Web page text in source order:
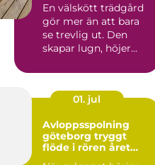
En välskött trädgård
gör mer än att bara
se trevlig ut. Den
skapar lugn, höjer
oc...
01. jul
Avloppsspolning
göteborg tryggt
flöde i rören året